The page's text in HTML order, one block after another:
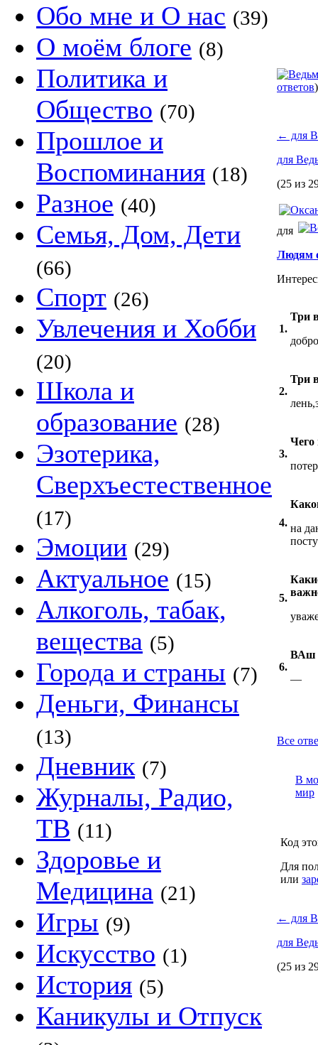
Обо мне и О нас (39)
О моём блоге (8)
Политика и
Общество (70)
Прошлое и
Воспоминания (18)
Разное (40)
Семья, Дом, Дети
(66)
Спорт (26)
Увлечения и Хобби
(20)
Школа и
образование (28)
Эзотерика,
Сверхъестественное
(17)
Эмоции (29)
Актуальное (15)
Алкоголь, табак,
вещества (5)
Города и страны (7)
Деньги, Финансы
(13)
Дневник (7)
Журналы, Радио,
ТВ (11)
Здоровье и
Медицина (21)
Игры (9)
Искусство (1)
История (5)
Каникулы и Отпуск
ответов)
← для
для
(25 из
для
Людям
1.
Три
2.
Три
3.
Чего
4. на
5.
6.
ВАш
—
Все
В
мир
Код
Для
или
← для
для
(25 из